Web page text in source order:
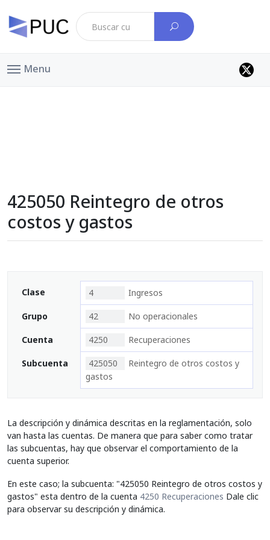
Menu
425050 Reintegro de otros
costos y gastos
Clase 4 Ingresos
Grupo 42 No operacionales
Cuenta 4250 Recuperaciones
Subcuenta 425050
Reintegro de otros costos y
gastos
La descripción y dinámica descritas en la reglamentación, solo
van hasta las cuentas. De manera que para saber como tratar
las subcuentas, hay que observar el comportamiento de la
cuenta superior.
En este caso; la subcuenta: "425050 Reintegro de otros costos y
gastos" esta dentro de la cuenta 4250 Recuperaciones Dale clic
para observar su descripción y dinámica.